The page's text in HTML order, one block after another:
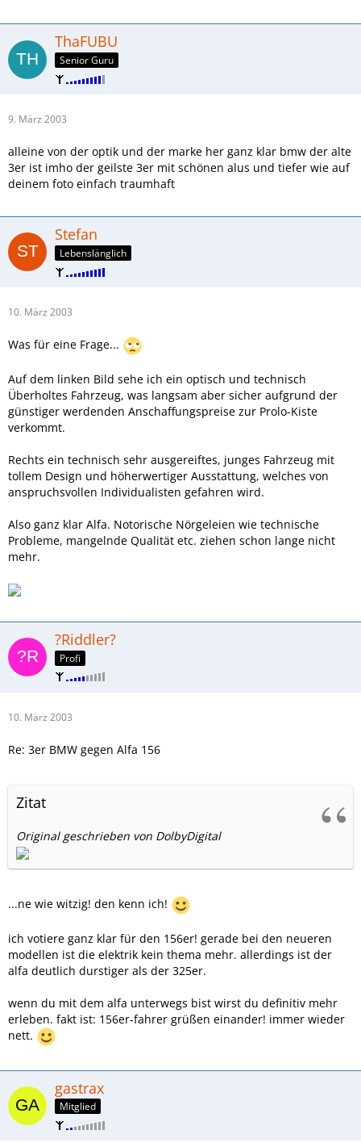
ThaFUBU
Senior Guru
9. März 2003
alleine von der optik und der marke her ganz klar bmw der alte
3er ist imho der geilste 3er mit schönen alus und tiefer wie auf
deinem foto einfach traumhaft
Stefan
Lebenslänglich
10. März 2003
Was für eine Frage...
Auf dem linken Bild sehe ich ein optisch und technisch
Überholtes Fahrzeug, was langsam aber sicher aufgrund der
günstiger werdenden Anschaffungspreise zur Prolo-Kiste
verkommt.
Rechts ein technisch sehr ausgereiftes, junges Fahrzeug mit
tollem Design und höherwertiger Ausstattung, welches von
anspruchsvollen Individualisten gefahren wird.
Also ganz klar Alfa. Notorische Nörgeleien wie technische
Probleme, mangelnde Qualität etc. ziehen schon lange nicht
mehr.
?Riddler?
Profi
10. März 2003
Re: 3er BMW gegen Alfa 156
Zitat
Original geschrieben von DolbyDigital
...ne wie witzig! den kenn ich!
ich votiere ganz klar für den 156er! gerade bei den neueren
modellen ist die elektrik kein thema mehr. allerdings ist der
alfa deutlich durstiger als der 325er.
wenn du mit dem alfa unterwegs bist wirst du definitiv mehr
erleben. fakt ist: 156er-fahrer grüßen einander! immer wieder
nett.
gastrax
Mitglied